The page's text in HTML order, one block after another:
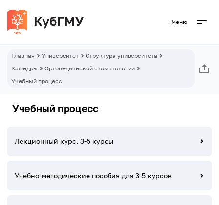
Меню
Главная Университет
Структура университета
Кафедры
Ортопедической стоматологии
Учебный процесс
Учебный процесс
Лекционный курс, 3-5 курсы
Учебно-методические пособия для 3-5 курсов